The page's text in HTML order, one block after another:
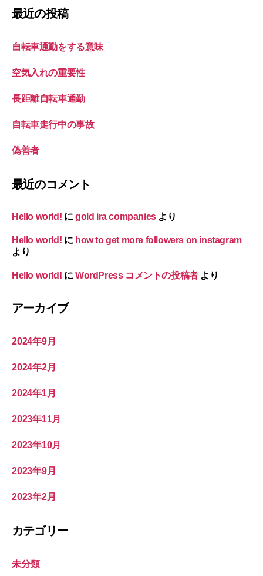
最近の投稿
自転車通勤をする意味
空気入れの重要性
長距離自転車通勤
自転車走行中の事故
偽善者
最近のコメント
Hello world! にgold ira companiesより
Hello world! に how to get more followers on instagram
より
Hello world! にWordPress コメントの投稿者より
アーカイブ
2024年9月
2024年2月
2024年1月
2023年11月
2023年10月
2023年9月
2023年2月
カテゴリー
未分類